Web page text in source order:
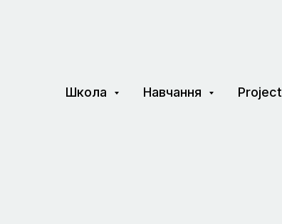
Школа Навчання Project